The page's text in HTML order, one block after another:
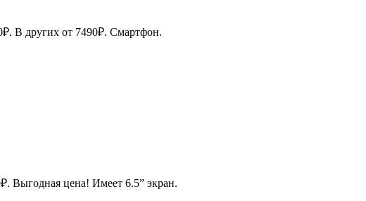
В других от 7490₽. Смартфон.
Выгодная цена! Имеет 6.5” экран.